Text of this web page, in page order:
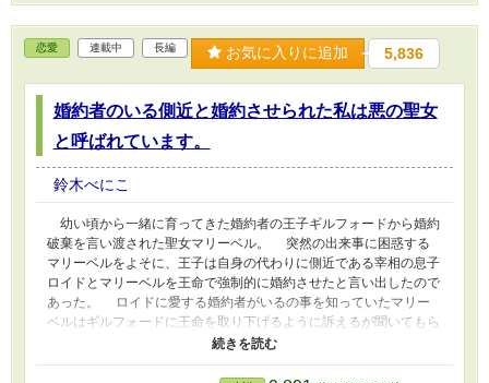
お話。 ※主人公が人を軽率に殺める描写やエグ
い暴力描写が出てきます。注意してください。 -
--------------------------- 一周回って本来のヒロイン
が主人公としての人生を取り戻す話。ただし絶
望の闇堕ち。 短期連載になります。 友人に助け
てもらいながら作りました。
恋愛 連載中 長編 お気に入りに追加 5,836
婚約者のいる側近と婚約させられた私は悪の聖女
と呼ばれています。
鈴木べにこ
幼い頃から一緒に育ってきた婚約者の王子ギルフォードから婚約
破棄を言い渡された聖女マリーベル。 突然の出来事に困惑する
マリーベルをよそに、王子は自身の代わりに側近である宰相の息子
ロイドとマリーベルを王命で強制的に婚約させたと言い出したので
あった。 ロイドに愛する婚約者がいるの事を知っていたマリー
ベルはギルフォードに王命を取り下げるように訴えるが聞いてもら
えず・・・。 ※最初の数話はイジメ表現のようなキツイ描写が出